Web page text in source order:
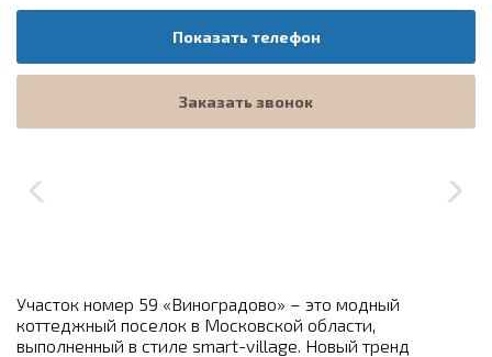
Показать телефон
Заказать звонок
Участок номер 59 «Виноградово» – это модный
коттеджный поселок в Московской области,
выполненный в стиле smart-village. Новый тренд